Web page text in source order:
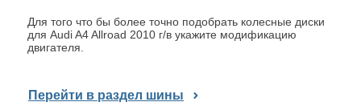
Для того что бы более точно подобрать колесные диски
для Audi A4 Allroad 2010 г/в укажите модификацию
двигателя.
Перейти в раздел шины